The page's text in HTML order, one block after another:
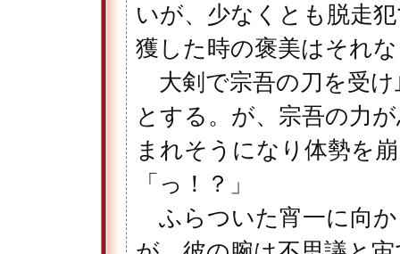
いが、少なくとも脱走
獲した時の褒美はそれ
大剣で宗吾の刀を受け
とする。が、宗吾の力
まれそうになり体勢を
「っ！？」
ふらついた宵一に向